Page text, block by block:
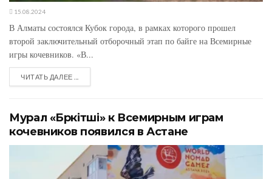
15.08.2024
В Алматы состоялся Кубок города, в рамках которого прошел
второй заключительный отборочный этап по байге на Всемирные
игры кочевников. «В...
ЧИТАТЬ ДАЛЕЕ ...
Мурал «Бүркітші» к Всемирным играм
кочевников появился в Астане